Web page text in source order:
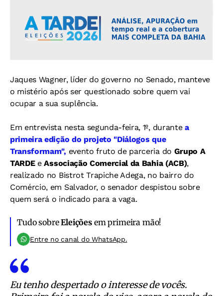
Jaques Wagner, líder do governo no Senado, manteve
o mistério após ser questionado sobre quem vai
ocupar a sua suplência.
Em entrevista nesta segunda-feira, 1º, durante a
primeira edição do projeto "Diálogos que
Transformam", evento fruto de parceria do Grupo A
TARDE eAssociação Comercial da Bahia (ACB),
realizado no Bistrot Trapiche Adega, no bairro do
Comércio, em Salvador, o senador despistou sobre
quem será o indicado para a vaga.
Tudo sobreEleiçõesem primeira mão!
Entre no canal do WhatsApp.
Eu tenho despertado o interesse de vocês.